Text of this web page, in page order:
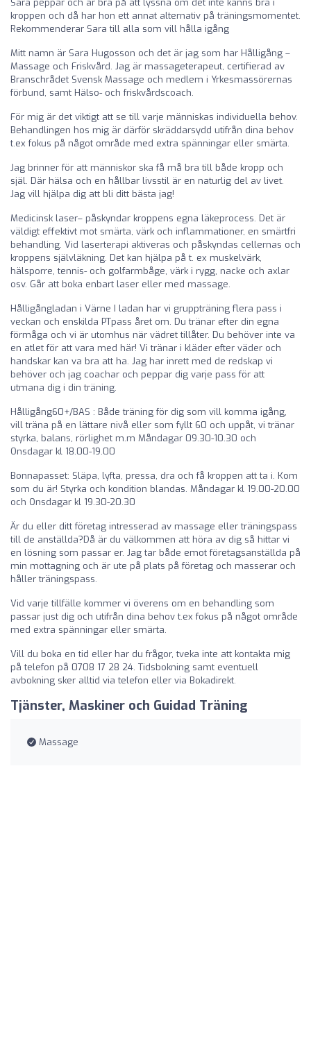
kroppen och då har hon ett annat alternativ på träningsmomentet.
Rekommenderar Sara till alla som vill hålla igång
Mitt namn är Sara Hugosson och det är jag som har Hålligång –
Massage och Friskvård. Jag är massageterapeut, certifierad av
Branschrådet Svensk Massage och medlem i Yrkesmassörernas
förbund, samt Hälso- och friskvårdscoach.
För mig är det viktigt att se till varje människas individuella behov.
Behandlingen hos mig är därför skräddarsydd utifrån dina behov
t.ex fokus på något område med extra spänningar eller smärta.
Jag brinner för att människor ska få må bra till både kropp och
själ. Där hälsa och en hållbar livsstil är en naturlig del av livet.
Jag vill hjälpa dig att bli ditt bästa jag!
Medicinsk laser– påskyndar kroppens egna läkeprocess. Det är
väldigt effektivt mot smärta, värk och inflammationer, en smärtfri
behandling. Vid laserterapi aktiveras och påskyndas cellernas och
kroppens självläkning. Det kan hjälpa på t. ex muskelvärk,
hälsporre, tennis- och golfarmbåge, värk i rygg, nacke och axlar
osv. Går att boka enbart laser eller med massage.
Hålligångladan i Värne I ladan har vi gruppträning flera pass i
veckan och enskilda PTpass året om. Du tränar efter din egna
förmåga och vi är utomhus när vädret tillåter. Du behöver inte va
en atlet för att vara med här! Vi tränar i kläder efter väder och
handskar kan va bra att ha. Jag har inrett med de redskap vi
behöver och jag coachar och peppar dig varje pass för att
utmana dig i din träning.
Hålligång60+/BAS : Både träning för dig som vill komma igång,
vill träna på en lättare nivå eller som fyllt 60 och uppåt, vi tränar
styrka, balans, rörlighet m.m Måndagar 09.30-10.30 och
Onsdagar kl 18.00-19.00
Bonnapasset: Släpa, lyfta, pressa, dra och få kroppen att ta i. Kom
som du är! Styrka och kondition blandas. Måndagar kl 19.00-20.00
och Onsdagar kl 19.30-20.30
Är du eller ditt företag intresserad av massage eller träningspass
till de anställda?Då är du välkommen att höra av dig så hittar vi
en lösning som passar er. Jag tar både emot företagsanställda på
min mottagning och är ute på plats på företag och masserar och
håller träningspass.
Vid varje tillfälle kommer vi överens om en behandling som
passar just dig och utifrån dina behov t.ex fokus på något område
med extra spänningar eller smärta.
Vill du boka en tid eller har du frågor, tveka inte att kontakta mig
på telefon på 0708 17 28 24. Tidsbokning samt eventuell
avbokning sker alltid via telefon eller via Bokadirekt.
Tjänster, Maskiner och Guidad Träning
Massage